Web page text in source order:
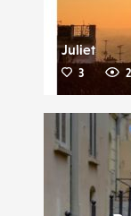
Juliet
3